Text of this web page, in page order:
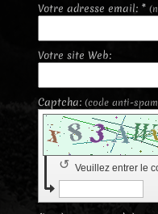
Votre adresse email: *
Votre site Web:
Captcha: (code anti-
Veuillez entrer le
↺